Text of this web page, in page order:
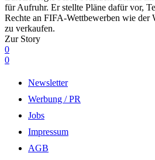
für Aufruhr. Er stellte Pläne dafür vor,
Rechte an FIFA-Wettbewerben wie der
zu verkaufen.
Zur Story
0
0
Newsletter
Werbung / PR
Jobs
Impressum
AGB